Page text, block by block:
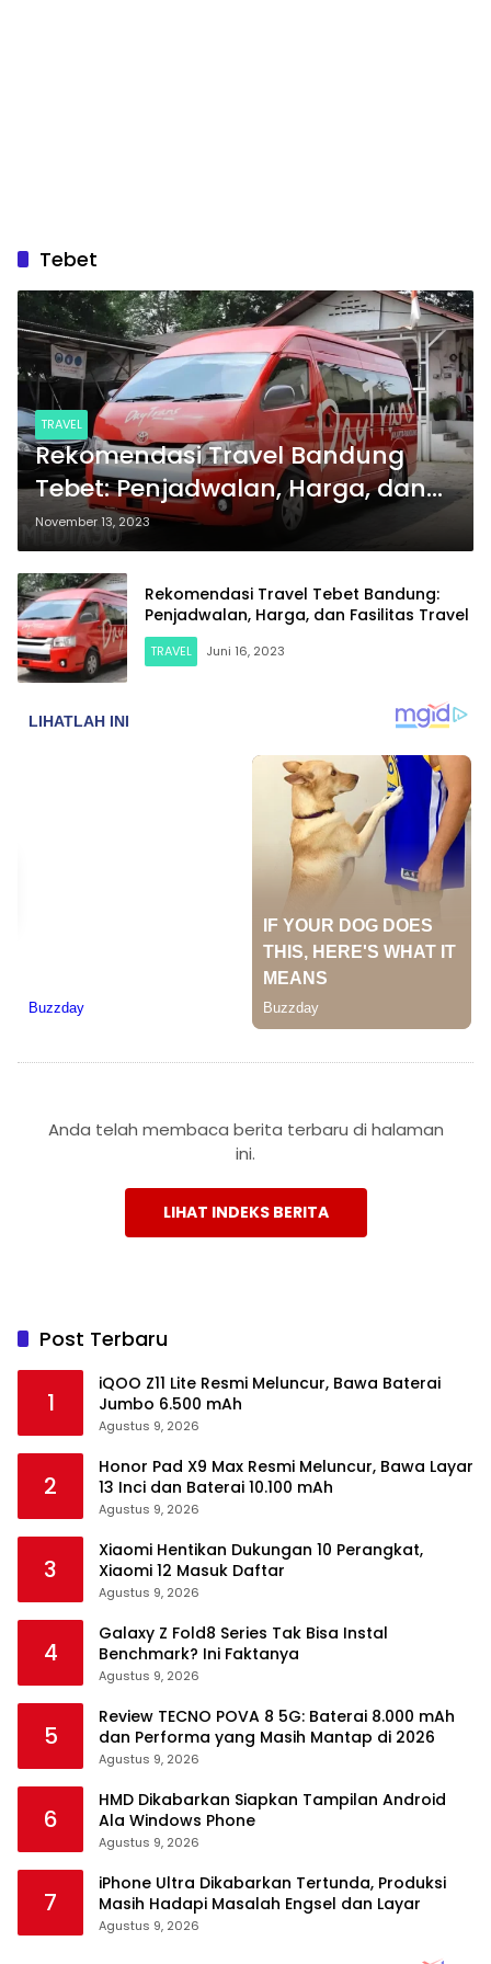
Tebet
TRAVEL
Rekomendasi Travel Bandung
Tebet: Penjadwalan, Harga, dan
Fasilitas Travel
November 13, 2023
Rekomendasi Travel Tebet Bandung:
Penjadwalan, Harga, dan Fasilitas Travel
TRAVEL Juni 16, 2023
Anda telah membaca berita terbaru di halaman
ini.
LIHAT INDEKS BERITA
Post Terbaru
1
iQOO Z11 Lite Resmi Meluncur, Bawa Baterai
Jumbo 6.500 mAh
Agustus 9, 2026
2
Honor Pad X9 Max Resmi Meluncur, Bawa Layar
13 Inci dan Baterai 10.100 mAh
Agustus 9, 2026
3
Xiaomi Hentikan Dukungan 10 Perangkat,
Xiaomi 12 Masuk Daftar
Agustus 9, 2026
4
Galaxy Z Fold8 Series Tak Bisa Instal
Benchmark? Ini Faktanya
Agustus 9, 2026
5
Review TECNO POVA 8 5G: Baterai 8.000 mAh
dan Performa yang Masih Mantap di 2026
Agustus 9, 2026
6
HMD Dikabarkan Siapkan Tampilan Android
Ala Windows Phone
Agustus 9, 2026
7
iPhone Ultra Dikabarkan Tertunda, Produksi
Masih Hadapi Masalah Engsel dan Layar
Agustus 9, 2026